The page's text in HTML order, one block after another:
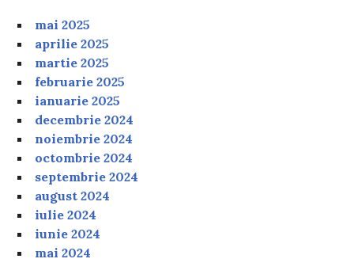
mai 2025
aprilie 2025
martie 2025
februarie 2025
ianuarie 2025
decembrie 2024
noiembrie 2024
octombrie 2024
septembrie 2024
august 2024
iulie 2024
iunie 2024
mai 2024